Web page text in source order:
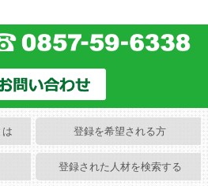
登録を希望される方
登録された人材を検索する